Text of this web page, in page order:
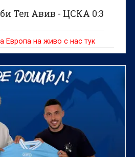
Тел Авив - ЦСКА 0:3
Европа на живо с нас тук